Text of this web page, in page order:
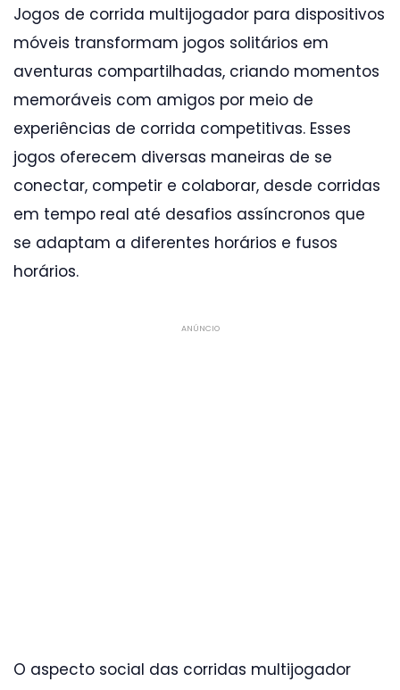
Jogos de corrida multijogador para dispositivos
móveis transformam jogos solitários em
aventuras compartilhadas, criando momentos
memoráveis com amigos por meio de
experiências de corrida competitivas. Esses
jogos oferecem diversas maneiras de se
conectar, competir e colaborar, desde corridas
em tempo real até desafios assíncronos que
se adaptam a diferentes horários e fusos
horários.
ANÚNCIO
O aspecto social das corridas multijogador